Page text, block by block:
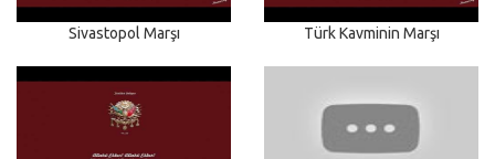
Sivastopol Marşı Türk Kavminin Marşı